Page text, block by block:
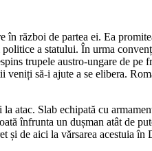
în război de partea ei. Ea
a statului. În urma
trupele austro-ungare de pe
să-i ajute a se elibera.
atac. Slab echipată cu
înfrunta un dușman atât de
de aici la vărsarea acestuia în